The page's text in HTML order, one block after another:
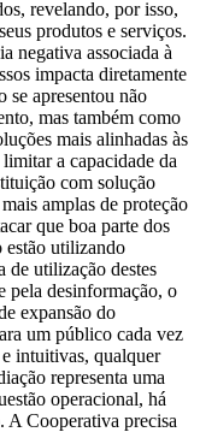
revelando, por isso,
produtos e serviços.
negativa associada à
impacta diretamente
se apresentou não
mas também como
mais alinhadas às
a capacidade da
com solução
amplas de proteção
que boa parte dos
estão utilizando
de utilização destes
pela desinformação, o
expansão do
um público cada vez
intuitivas, qualquer
representa uma
operacional, há
A Cooperativa precisa